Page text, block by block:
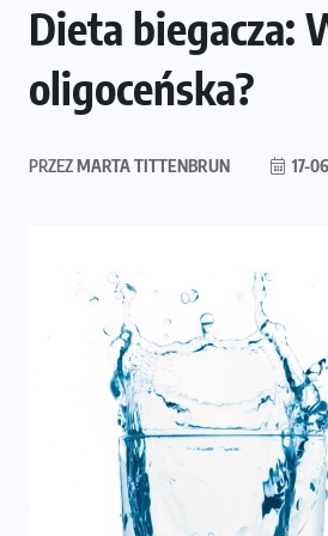
Dieta biegacza:
oligoceńska?
PRZEZMARTA TITTENBRUN 17-